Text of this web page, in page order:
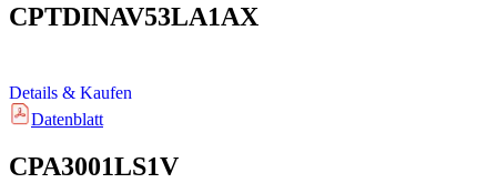
CPTDINAV53LA1AX
Details & Kaufen
Datenblatt
CPA3001LS1V